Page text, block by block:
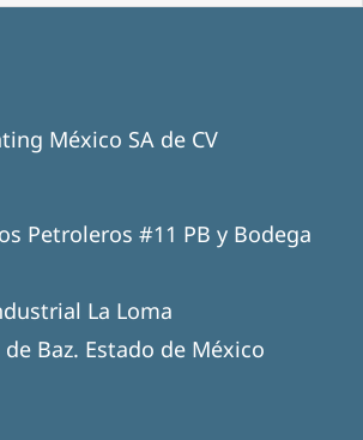
México SA de CV
Petroleros #11 PB y Bodega
La Loma
Baz. Estado de México